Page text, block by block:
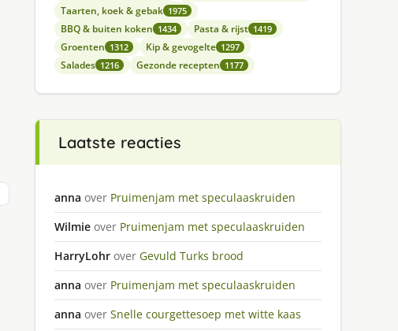
Taarten, koek & gebak 1975
BBQ & buiten koken 1434 Pasta & rijst 1419
Groenten 1312 Kip & gevogelte 1297
Salades 1216 Gezonde recepten 1177
Laatste reacties
anna over Pruimenjam met speculaaskruiden
Wilmie over Pruimenjam met speculaaskruiden
HarryLohr over Gevuld Turks brood
anna over Pruimenjam met speculaaskruiden
anna over Snelle courgettesoep met witte kaas